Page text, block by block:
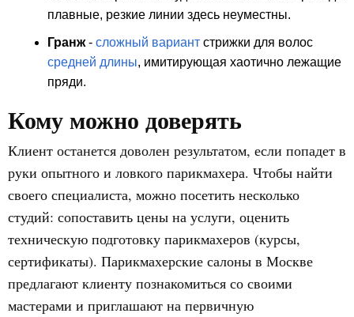
плавные, резкие линии здесь неуместны.
Гранж- сложный вариант стрижки для волос
средней длины, имитирующая хаотично лежащие
пряди.
Кому можно доверять
Клиент останется доволен результатом, если попадет в
руки опытного и ловкого парикмахера. Чтобы найти
своего специалиста, можно посетить несколько
студий: сопоставить цены на услуги, оценить
техническую подготовку парикмахеров (курсы,
сертификаты). Парикмахерские салоны в Москве
предлагают клиенту познакомиться со своими
мастерами и приглашают на первичную